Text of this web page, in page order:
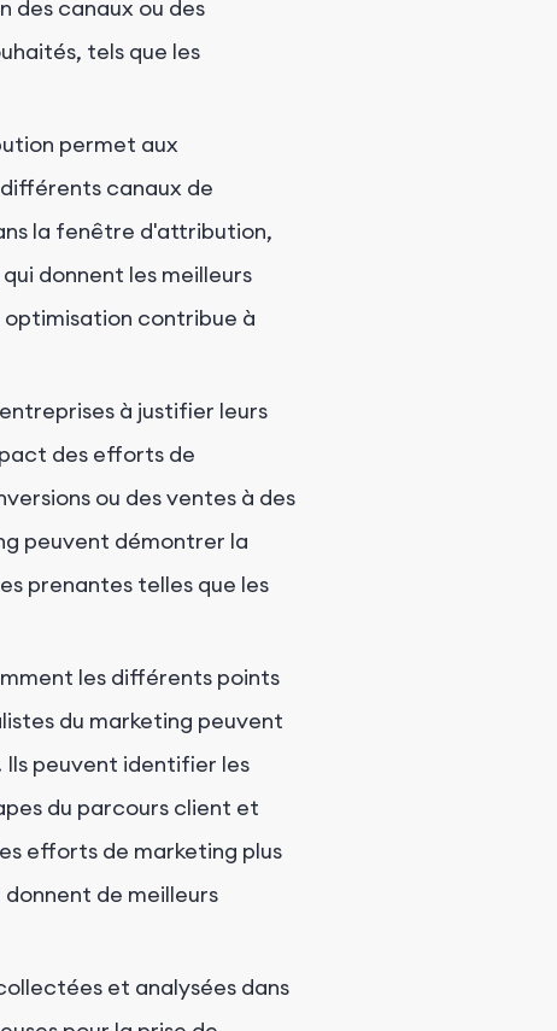
des canaux ou des
tels que les
permet aux
canaux de
la fenêtre d'attribution,
donnent les meilleurs
contribue à
à justifier leurs
des efforts de
ou des ventes à des
peuvent démontrer la
prenantes telles que les
les différents points
du marketing peuvent
peuvent identifier les
du parcours client et
efforts de marketing plus
de meilleurs
et analysées dans